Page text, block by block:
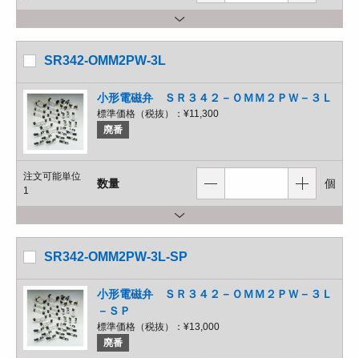
SR342-OMM2PW-3L
小形電磁弁 ＳＲ３４２－ＯＭＭ２ＰＷ－３Ｌ
標準価格（税抜）： ¥11,300
廃番
注文可能単位
1
数量 個
SR342-OMM2PW-3L-SP
小形電磁弁 ＳＲ３４２－ＯＭＭ２ＰＷ－３Ｌ
－ＳＰ
標準価格（税抜）： ¥13,000
廃番